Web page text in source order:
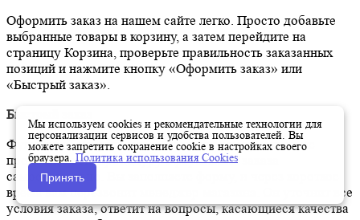
Оформить заказ на нашем сайте легко. Просто добавьте
выбранные товары в корзину, а затем перейдите на
страницу Корзина, проверьте правильность заказанных
позиций и нажмите кнопку «Оформить заказ» или
«Быстрый заказ».
Быстрый заказ
Функция «Быстрый заказ» позволяет покупателю не
проходить всю процедуру оформления заказа
самостоятельно. Вы заполняете форму, и через короткое
время вам перезвонит менеджер магазина. Он уточнит все
условия заказа, ответит на вопросы, касающиеся качества
Мы используем cookies и рекомендательные технологии для
персонализации сервисов и удобства пользователей. Вы
можете запретить сохранение cookie в настройках своего
браузера. Политика использования Cookies
Принять